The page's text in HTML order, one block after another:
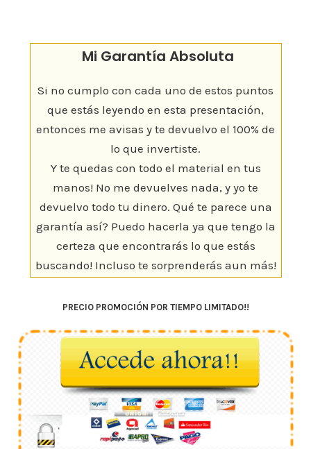
Mi Garantía Absoluta
Si no cumplo con cada uno de estos puntos
que estás leyendo en esta presentación,
entonces me avisas y te devuelvo el 100% de
lo que invertiste.
Y te quedas con todo el material en tus
manos! No me devuelves nada, y yo te
devuelvo todo tu dinero. Qué te parece una
garantía así? Puedo hacerla ya que tengo la
certeza que encontrarás lo que estás
buscando! Incluso te sorprenderás aun más!
PRECIO PROMOCIÓN POR TIEMPO LIMITADO!!